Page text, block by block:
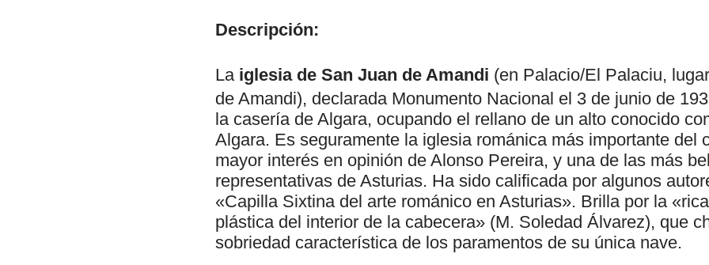
Descripción:
La iglesia de San Juan de Amandi (en Palacio/El Palaciu,
de Amandi), declarada Monumento Nacional el 3 de junio de
la casería de Algara, ocupando el rellano de un alto conocido
Algara. Es seguramente la iglesia románica más importante del
mayor interés en opinión de Alonso Pereira, y una de las más
representativas de Asturias. Ha sido calificada por algunos
«Capilla Sixtina del arte románico en Asturias». Brilla por la
plástica del interior de la cabecera» (M. Soledad Álvarez), que
sobriedad característica de los paramentos de su única nave.